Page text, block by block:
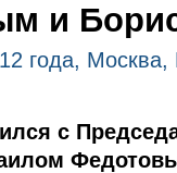
и
года, Москва,
с